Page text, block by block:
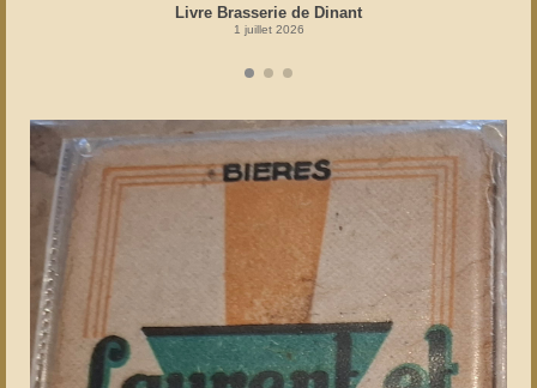
Livre Brasserie de Dinant
1 juillet 2026